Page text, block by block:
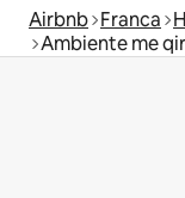
Airbnb Franca
Ambiente me